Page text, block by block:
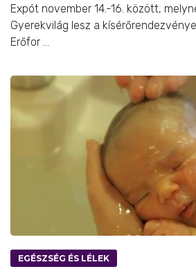
Expót november 14.-16. között,
Gyerekvilág lesz a
Erőfor ...
EGÉSZSÉG ÉS LÉLEK